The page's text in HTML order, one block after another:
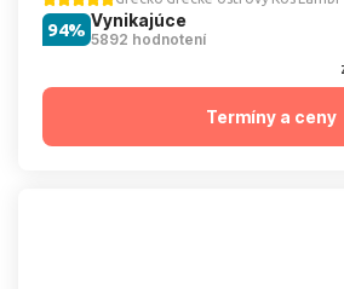
Vynikajúce
5892 hodnotení
94%
Termíny a ceny